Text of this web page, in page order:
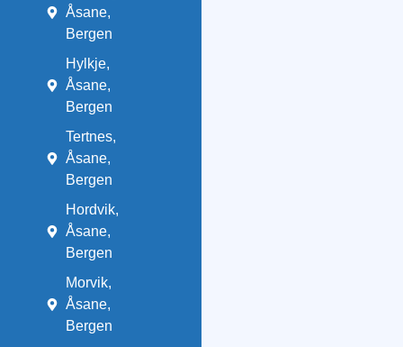
Åsane,
Bergen
Hylkje,
Åsane,
Bergen
Tertnes,
Åsane,
Bergen
Hordvik,
Åsane,
Bergen
Morvik,
Åsane,
Bergen